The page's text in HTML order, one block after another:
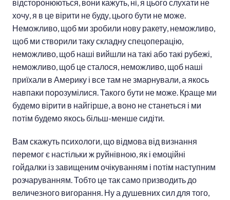
відсторонюються, вони кажуть, ні, я цього слухати не
хочу, я в це вірити не буду, цього бути не може.
Неможливо, щоб ми зробили нову ракету, неможливо,
щоб ми створили таку складну спецоперацію,
неможливо, щоб наші вийшли на такі або такі рубежі,
неможливо, щоб це сталося, неможливо, щоб наші
приїхали в Америку і все там не змарнували, а якось
навпаки порозумілися. Такого бути не може. Краще ми
будемо вірити в найгірше, а воно не станеться і ми
потім будемо якось більш-менше сидіти.
Вам скажуть психологи, що відмова від визнання
перемог є настільки ж руйнівною, як і емоційні
гойдалки із завищеним очікуванням і потім наступним
розчаруванням. Тобто це так само призводить до
величезного вигорання. Ну а душевних сил для того,